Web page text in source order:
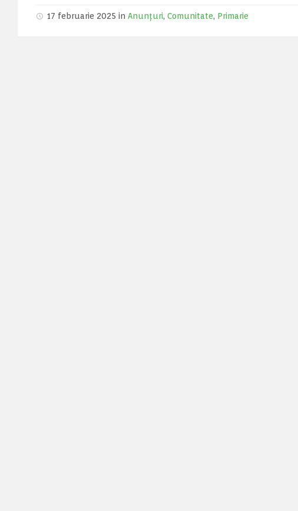
17 februarie 2025 in Anunțuri, Comunitate, Primarie